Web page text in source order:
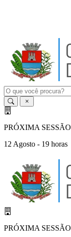
PRÓXIMA SESSÃO
12 Agosto - 19 horas
PRÓXIMA SESSÃO